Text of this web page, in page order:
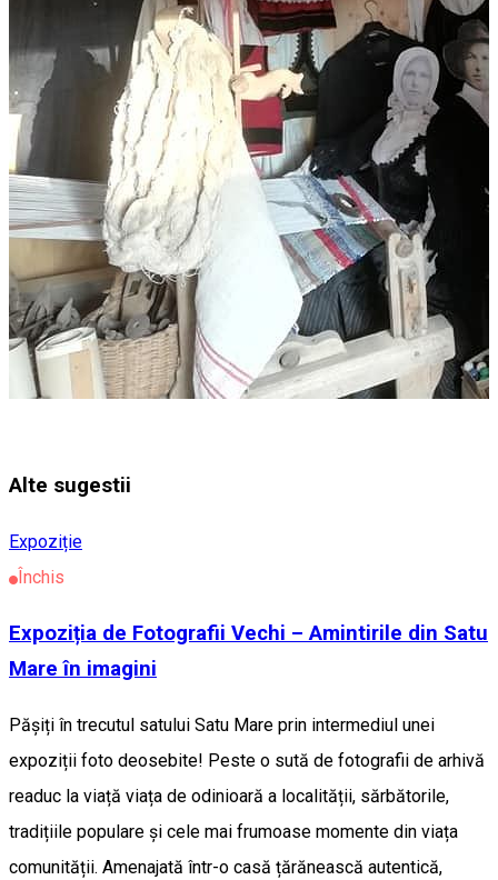
Alte sugestii
Expoziție
Închis
Expoziția de Fotografii Vechi – Amintirile din Satu
Mare în imagini
Pășiți în trecutul satului Satu Mare prin intermediul unei
expoziții foto deosebite! Peste o sută de fotografii de arhivă
readuc la viață viața de odinioară a localității, sărbătorile,
tradițiile populare și cele mai frumoase momente din viața
comunității. Amenajată într-o casă țărănească autentică,